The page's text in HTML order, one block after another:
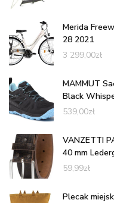
Merida
28 2021
3 299,00zł
MAMMUT
Black
539,00zł
VANZETTI
40 mm
59,99zł
Plecak